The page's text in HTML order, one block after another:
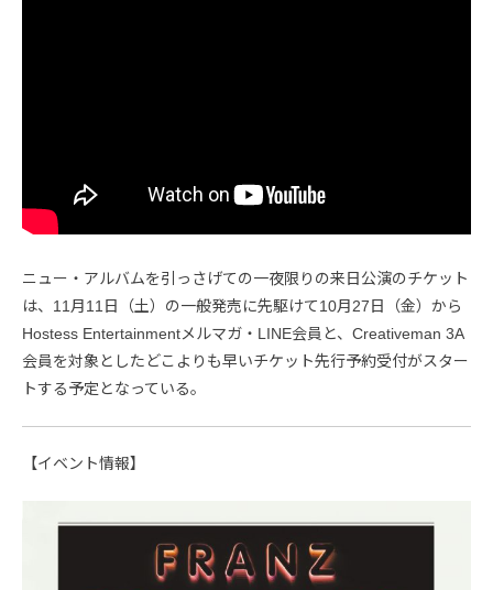
ニュー・アルバムを引っさげての一夜限りの来日公演のチケット
は、11月11日（土）の一般発売に先駆けて10月27日（金）から
Hostess Entertainmentメルマガ・LINE会員と、Creativeman 3A
会員を対象としたどこよりも早いチケット先行予約受付がスター
トする予定となっている。
【イベント情報】